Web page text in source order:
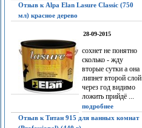
Отзыв к Alpa Elan Lasure Classic (750
мл) красное дерево
28-09-2015
сохнет не понятно
сколько - жду
вторые сутки а она
липнет второй слой
через год видимо
ложить прийдё ...
подробнее
Отзыв к Титан 915 для ванных комнат